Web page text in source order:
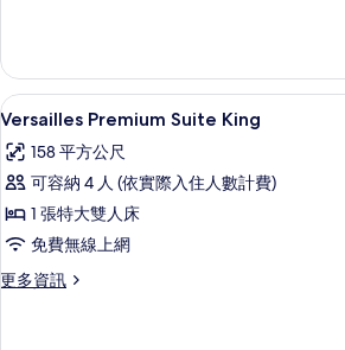
有
相
片
Suite
King
詳
情
顯
示
Versailles
Premium
Suite
King
的
42-吋平
5
Versailles Premium Suite King
158 平方公尺
可容納 4 人 (依實際入住人數計費)
1 張特大雙人床
免費無線上網
更多資訊
更